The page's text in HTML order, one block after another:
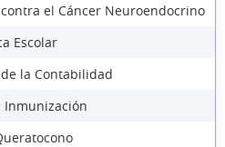
el Cáncer Neuroendocrino
Escolar
la Contabilidad
Inmunización